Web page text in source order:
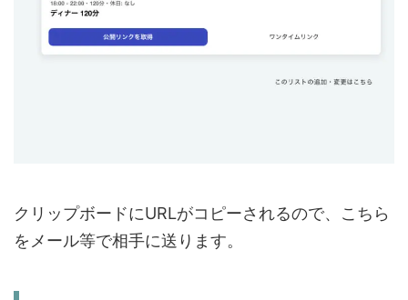
クリップボードにURLがコピーされるので、こちら
をメール等で相手に送ります。